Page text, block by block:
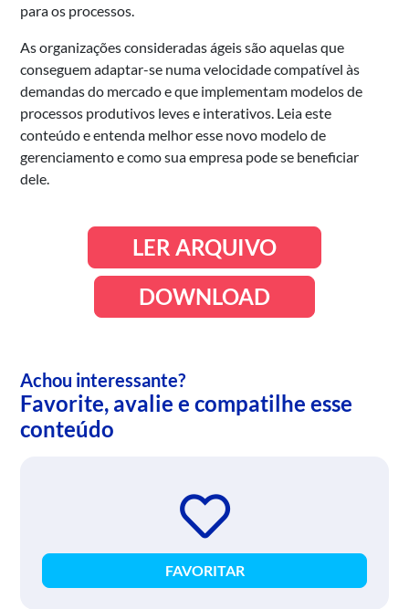
para os processos.
As organizações consideradas ágeis são aquelas que
conseguem adaptar-se numa velocidade compatível às
demandas do mercado e que implementam modelos de
processos produtivos leves e interativos. Leia este
conteúdo e entenda melhor esse novo modelo de
gerenciamento e como sua empresa pode se beneficiar
dele.
LER ARQUIVO
DOWNLOAD
Achou interessante?
Favorite, avalie e compatilhe esse
conteúdo
FAVORITAR